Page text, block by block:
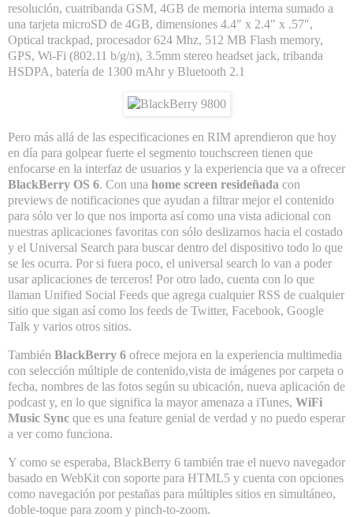
resolución, cuatribanda GSM, 4GB de memoria interna sumado a
una tarjeta microSD de 4GB, dimensiones 4.4″ x 2.4″ x .57″,
Optical trackpad, procesador 624 Mhz, 512 MB Flash memory,
GPS, Wi-Fi (802.11 b/g/n), 3.5mm stereo headset jack, tribanda
HSDPA, batería de 1300 mAhr y Bluetooth 2.1
Pero más allá de las especificaciones en RIM aprendieron que hoy
en día para golpear fuerte el segmento touchscreen tienen que
enfocarse en la interfaz de usuarios y la experiencia que va a ofrecer
BlackBerry OS 6. Con una home screen resideñada con
previews de notificaciones que ayudan a filtrar mejor el contenido
para sólo ver lo que nos importa así como una vista adicional con
nuestras aplicaciones favoritas con sólo deslizarnos hacia el costado
y el Universal Search para buscar dentro del dispositivo todo lo que
se les ocurra. Por si fuera poco, el universal search lo van a poder
usar aplicaciones de terceros! Por otro lado, cuenta con lo que
llaman Unified Social Feeds que agrega cualquier RSS de cualquier
sitio que sigan así como los feeds de Twitter, Facebook, Google
Talk y varios otros sitios.
También BlackBerry 6 ofrece mejora en la experiencia multimedia
con selección múltiple de contenido,vista de imágenes por carpeta o
fecha, nombres de las fotos según su ubicación, nueva aplicación de
podcast y, en lo que significa la mayor amenaza a iTunes, WiFi
Music Sync que es una feature genial de verdad y no puedo esperar
a ver como funciona.
Y como se esperaba, BlackBerry 6 también trae el nuevo navegador
basado en WebKit con soporte para HTML5 y cuenta con opciones
como navegación por pestañas para múltiples sitios en simultáneo,
doble-toque para zoom y pinch-to-zoom.